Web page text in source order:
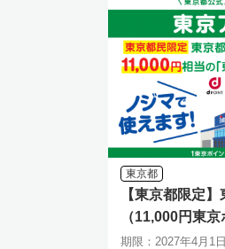
東京都
【東京都限定
（11,000円東
ジマで使えます
期限：2027年4月1